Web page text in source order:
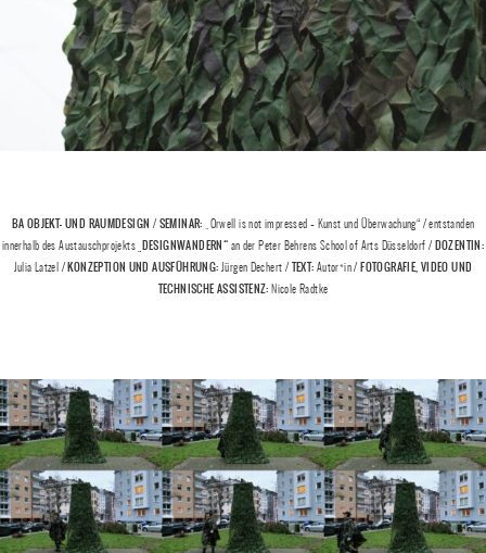
BA OBJEKT- UND RAUMDESIGN /SEMINAR: „Orwell is not impressed – Kunst und Überwachung“ / entstanden
innerhalb des Austauschprojekts „DESIGNWANDERN“ an der Peter Behrens School of Arts Düsseldorf /DOZENTIN:
Julia Latzel /KONZEPTION UND AUSFÜHRUNG: Jürgen Dechert /TEXT: Autor*in /FOTOGRAFIE, VIDEO UND
TECHNISCHE ASSISTENZ: Nicole Radtke